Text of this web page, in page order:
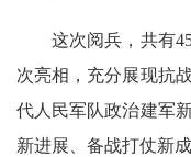
这次阅兵，共有45
次亮相，充分展现抗
代人民军队政治建军
新进展、备战打仗新成